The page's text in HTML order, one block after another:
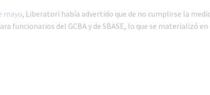
mayo, Liberatori había advertido que de no cumplirse la
funcionarios del GCBA y de SBASE, lo que se materializó en